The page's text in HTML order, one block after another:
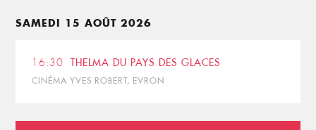
SAMEDI 15 AOÛT 2026
16:30 THELMA DU PAYS DES GLACES
CINÉMA YVES ROBERT, EVRON